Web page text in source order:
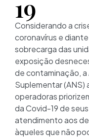
19
Considerando a
coronavírus e
sobrecarga das
exposição
de contaminação, a
Suplementar (ANS)
operadoras
da Covid-19 de
atendimento aos
àqueles que não